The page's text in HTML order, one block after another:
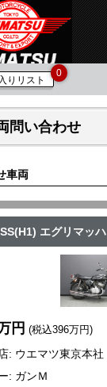
りリスト
0
問い合わせ
車両
エグリマッハ
円 (税込396万円)
: ウエマツ東京本社
: ガンＭ